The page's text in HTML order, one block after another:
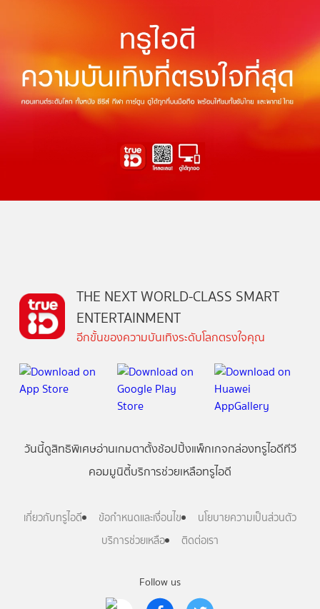
Follow us
THE NEXT WORLD-CLASS SMART
ENTERTAINMENT
อีกขั้นของความบันเทิงระดับโลกตรงใจคุณ
วันนี้ดูสิทธิพิเศษอ่านเกมตาตั้งช้อปปิ้งแพ็กเกจกล่องทรูไอดีทีวี
คอมมูนิตี้บริการช่วยเหลือทรูไอดี
เกี่ยวกับทรูไอดี ข้อกำหนดและเงื่อนไข
นโยบายความเป็นส่วนตัว
บริการช่วยเหลือ
ติดต่อเรา